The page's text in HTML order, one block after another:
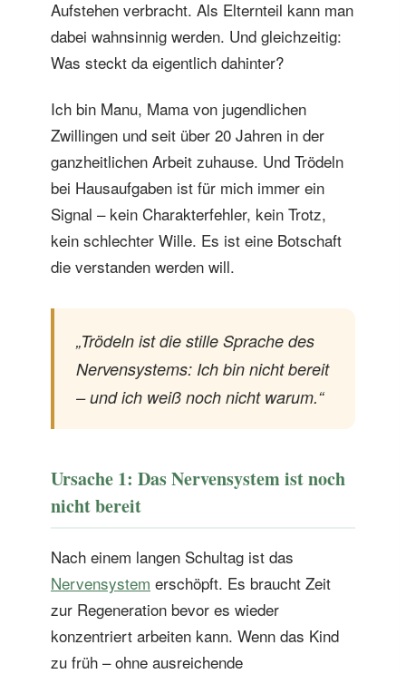
Aufstehen verbracht. Als Elternteil kann man
dabei wahnsinnig werden. Und gleichzeitig:
Was steckt da eigentlich dahinter?
Ich bin Manu, Mama von jugendlichen
Zwillingen und seit über 20 Jahren in der
ganzheitlichen Arbeit zuhause. Und Trödeln
bei Hausaufgaben ist für mich immer ein
Signal – kein Charakterfehler, kein Trotz,
kein schlechter Wille. Es ist eine Botschaft
die verstanden werden will.
„Trödeln ist die stille Sprache des
Nervensystems: Ich bin nicht bereit
– und ich weiß noch nicht warum.“
Ursache 1: Das Nervensystem ist noch
nicht bereit
Nach einem langen Schultag ist das
Nervensystem erschöpft. Es braucht Zeit
zur Regeneration bevor es wieder
konzentriert arbeiten kann. Wenn das Kind
zu früh – ohne ausreichende